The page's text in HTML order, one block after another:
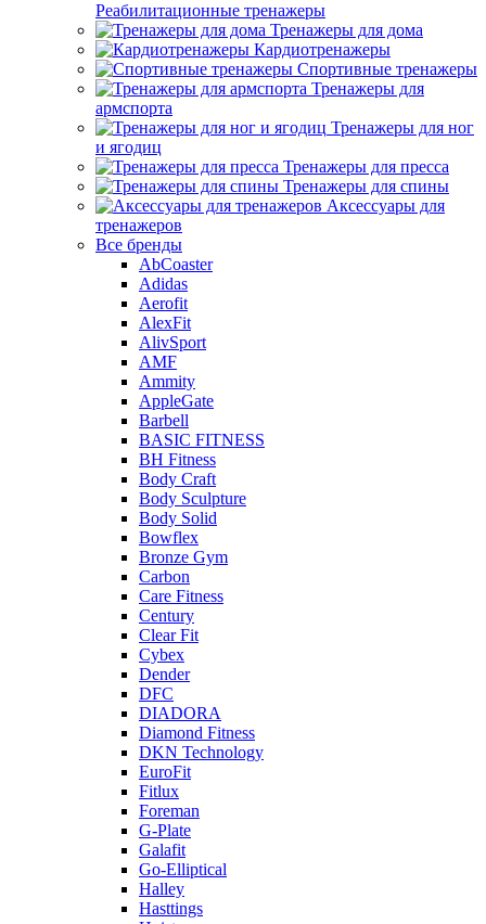
Реабилитационные тренажеры
Тренажеры для дома
Кардиотренажеры
Спортивные тренажеры
Тренажеры для
армспорта
Тренажеры для ног
и ягодиц
Тренажеры для пресса
Тренажеры для спины
Аксессуары для
тренажеров
Все бренды
AbCoaster
Adidas
Aerofit
AlexFit
AlivSport
AMF
Ammity
AppleGate
Barbell
BASIC FITNESS
BH Fitness
Body Craft
Body Sculpture
Body Solid
Bowflex
Bronze Gym
Carbon
Care Fitness
Century
Clear Fit
Cybex
Dender
DFC
DIADORA
Diamond Fitness
DKN Technology
EuroFit
Fitlux
Foreman
G-Plate
Galafit
Go-Elliptical
Halley
Hasttings